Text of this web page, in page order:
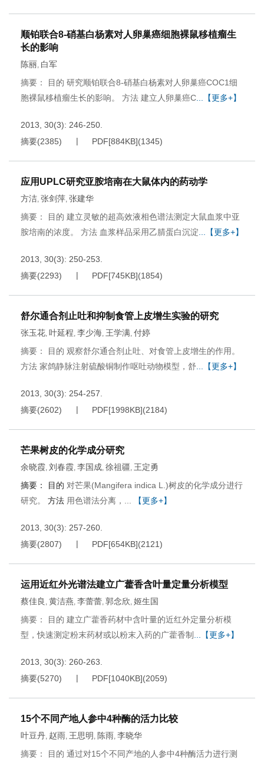
顺铂联合8-硝基白杨素对人卵巢癌细胞裸鼠移植瘤生
长的影响
陈丽, 白军
摘要： 目的 研究顺铂联合8-硝基白杨素对人卵巢癌COC1细
胞裸鼠移植瘤生长的影响。 方法 建立人卵巢癌C ...【更多+】
2013, 30(3): 246-250.
摘要(2385) PDF[884KB](1345)
应用UPLC研究亚胺培南在大鼠体内的药动学
方洁, 张剑萍, 张建华
摘要： 目的 建立灵敏的超高效液相色谱法测定大鼠血浆中亚
胺培南的浓度。 方法 血浆样品采用乙腈蛋白沉淀 ...【更多+】
2013, 30(3): 250-253.
摘要(2293) PDF[745KB](1854)
舒尔通合剂止吐和抑制食管上皮增生实验的研究
张玉花, 叶延程, 李少海, 王学满, 付婷
摘要： 目的 观察舒尔通合剂止吐、对食管上皮增生的作用。
方法 家鸽静脉注射硫酸铜制作呕吐动物模型，舒 ...【更多+】
2013, 30(3): 254-257.
摘要(2602) PDF[1998KB](2184)
芒果树皮的化学成分研究
余晓霞, 刘春霞, 李国成, 徐祖疆, 王定勇
摘要：
目的 对芒果(Mangifera indica L.)树皮的化学成分进行
研究。 方法 用色谱法分离，... 【更多+】
2013, 30(3): 257-260.
摘要(2807) PDF[654KB](2121)
运用近红外光谱法建立广藿香含叶量定量分析模型
蔡佳良 , 黄洁燕, 李蕾蕾, 郭念欣, 姬生国
摘要： 目的 建立广藿香药材中含叶量的近红外定量分析模
型，快速测定粉末药材或以粉末入药的广藿香制
...【更多+】
2013, 30(3): 260-263.
摘要(5270) PDF[1040KB](2059)
15个不同产地人参中4种酶的活力比较
叶豆丹, 赵雨, 王思明 , 陈雨, 李晓华
摘要： 目的 通过对15个不同产地的人参中4种酶活力进行测